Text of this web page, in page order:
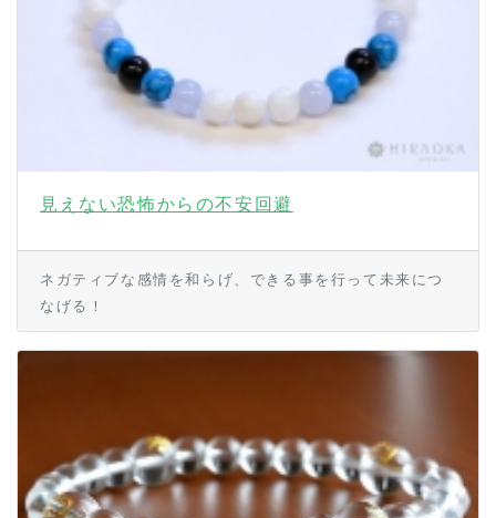
見えない恐怖からの不安回避
ネガティブな感情を和らげ、できる事を行って未来につ
なげる！